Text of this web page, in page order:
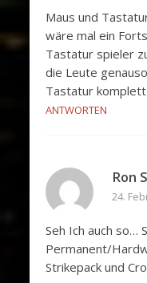
Maus und
wäre mal ein
Tastatur spieler
die Leute
Tastatur komplett
ANTWORTEN
Ron
24.
Seh Ich auch so…
Permanent/
Strikepack und